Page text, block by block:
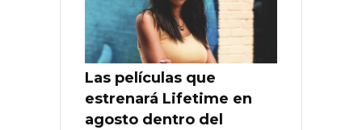
Las películas que
estrenará Lifetime en
agosto dentro del